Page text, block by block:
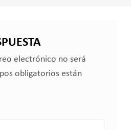
electrónico no será
obligatorios están